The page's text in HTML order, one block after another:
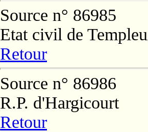
Source n° 86985
Etat civil de
Retour
Source n° 86986
R.P. d'Hargicourt
Retour